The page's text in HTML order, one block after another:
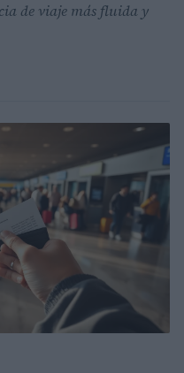
de viaje más fluida y